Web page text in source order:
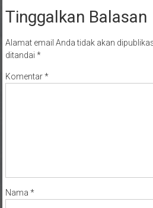
ditandai*
Nama*